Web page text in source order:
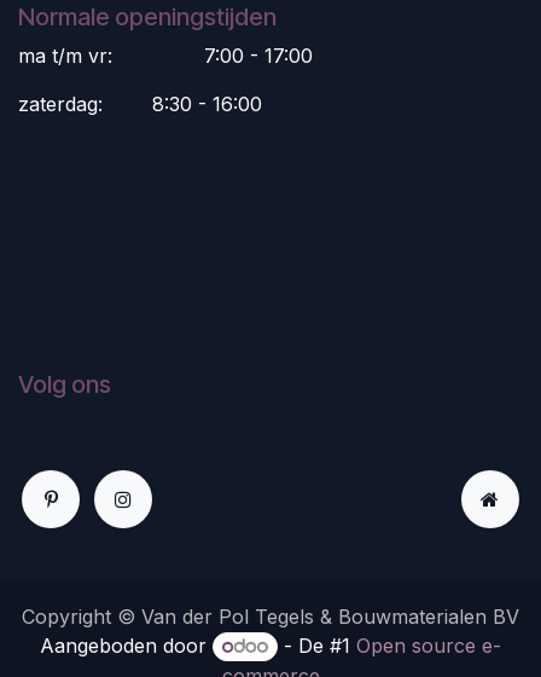
Normale openingstijden
ma t/m vr:
​7:00 - 17:00
zaterdag:
​8:30 - 16:00
Volg ons
Copyright © Van der Pol Tegels & Bouwmaterialen BV
Aangeboden door
- De #1Open source e-